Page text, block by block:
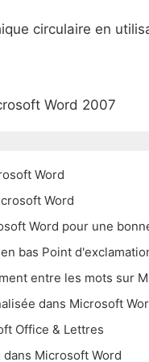
circulaire en
Word 2007
Word
Word
Word pour une
bas Point
entre les mots sur
dans Microsoft
Office & Lettres
Microsoft Word